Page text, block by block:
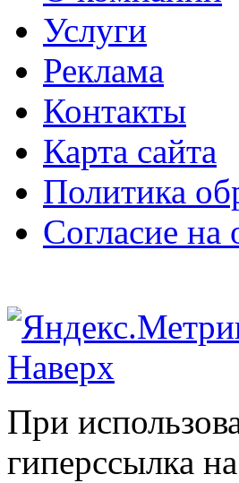
Услуги
Реклама
Контакты
Карта сайта
Политика
Согласие на
Наверх
При
гиперссылка